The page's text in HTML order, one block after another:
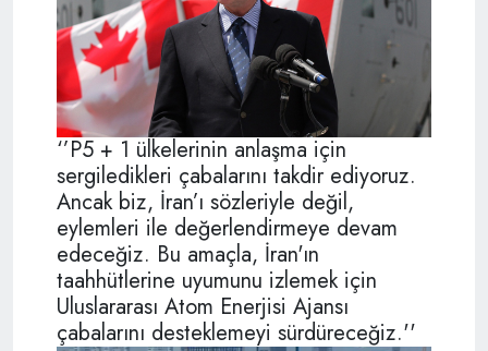
‘’P5 + 1 ülkelerinin anlaşma için
sergiledikleri çabalarını takdir ediyoruz.
Ancak biz, İran’ı sözleriyle değil,
eylemleri ile değerlendirmeye devam
edeceğiz. Bu amaçla, İran'ın
taahhütlerine uyumunu izlemek için
Uluslararası Atom Enerjisi Ajansı
çabalarını desteklemeyi sürdüreceğiz.''